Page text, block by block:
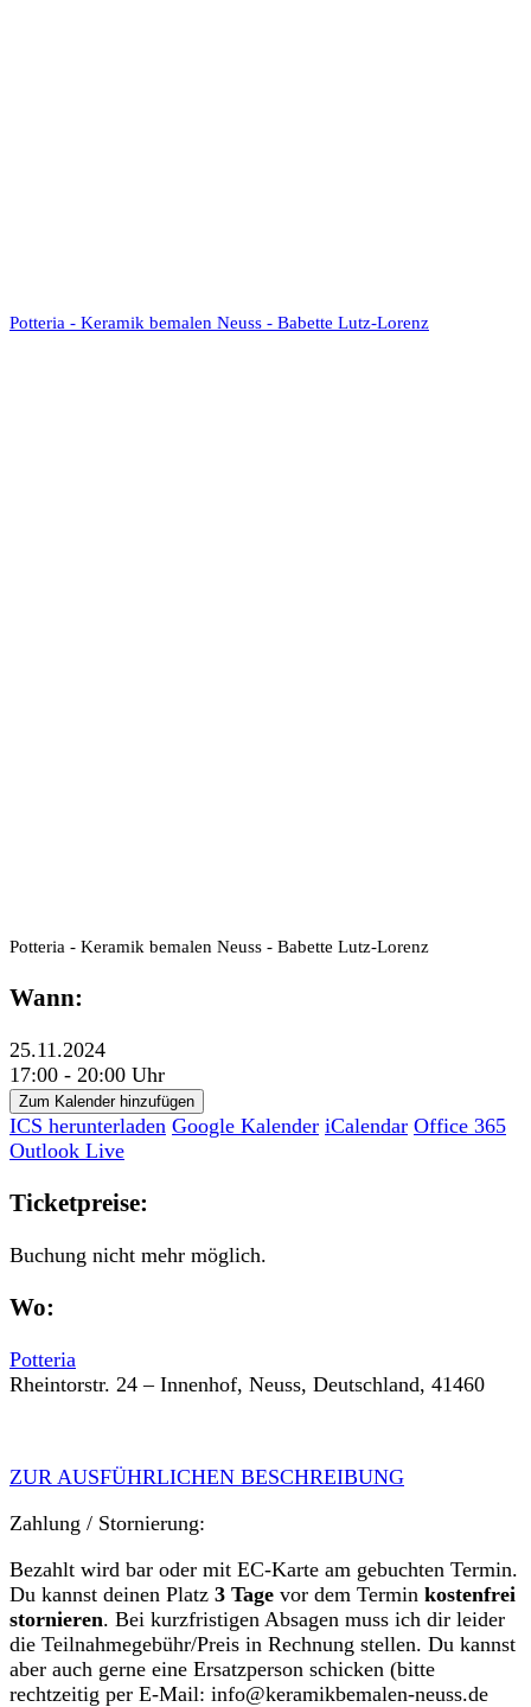
Potteria - Keramik bemalen Neuss - Babette Lutz-Lorenz
Potteria - Keramik bemalen Neuss - Babette Lutz-Lorenz
Wann:
25.11.2024
17:00 - 20:00 Uhr
Zum Kalender hinzufügen
ICS herunterladen Google Kalender iCalendar Office 365
Outlook Live
Ticketpreise:
Buchung nicht mehr möglich.
Wo:
Potteria
Rheintorstr. 24 – Innenhof, Neuss, Deutschland, 41460
ZUR AUSFÜHRLICHEN BESCHREIBUNG
Zahlung / Stornierung:
Bezahlt wird bar oder mit EC-Karte am gebuchten Termin.
Du kannst deinen Platz 3 Tage vor dem Termin kostenfrei
stornieren. Bei kurzfristigen Absagen muss ich dir leider
die Teilnahmegebühr/Preis in Rechnung stellen. Du kannst
aber auch gerne eine Ersatzperson schicken (bitte
rechtzeitig per E-Mail: info@keramikbemalen-neuss.de